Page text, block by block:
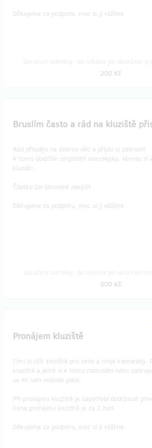
Děkujeme za podporu, moc si jí vážíme.
200 Kč
Bruslím často a rád na kluziště
Rád přispěju na dobrou věc a přijdu si zabruslit.
K tomu obdržím originální samolepku, kterou si
kluzišti.
Částku lze libovolně navýšit.
Děkujeme za podporu, moc si jí vážíme.
500 Kč
Pronájem kluziště
Chci si užít kluziště pro sebe a moje kamarády.
kluziště a ještě si k tomu zabruslím nebo
se mi tam nebude plést.
Při pronájmu kluziště je zapotřebí dodržovat
Cena pronájmu kluziště je za 2 hod.
Děkujeme za podporu, moc si jí vážíme.